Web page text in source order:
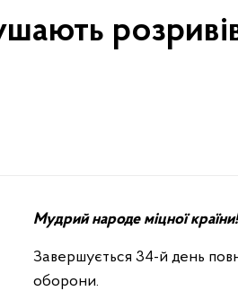
Мудрий народе міцної країни!
Завершується 34-й день
оборони.